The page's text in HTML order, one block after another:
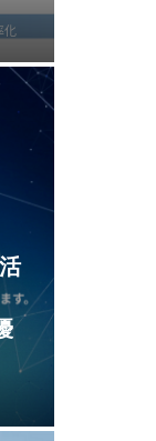
化